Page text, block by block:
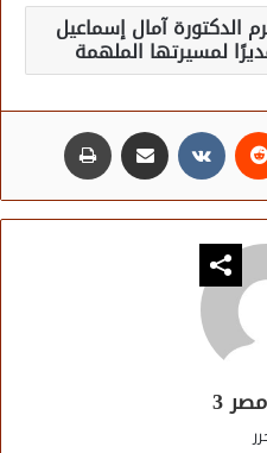
الدكتورة آمال إسماعيل
لمسيرتها الملهمة
مشاركة عبر البريد
3